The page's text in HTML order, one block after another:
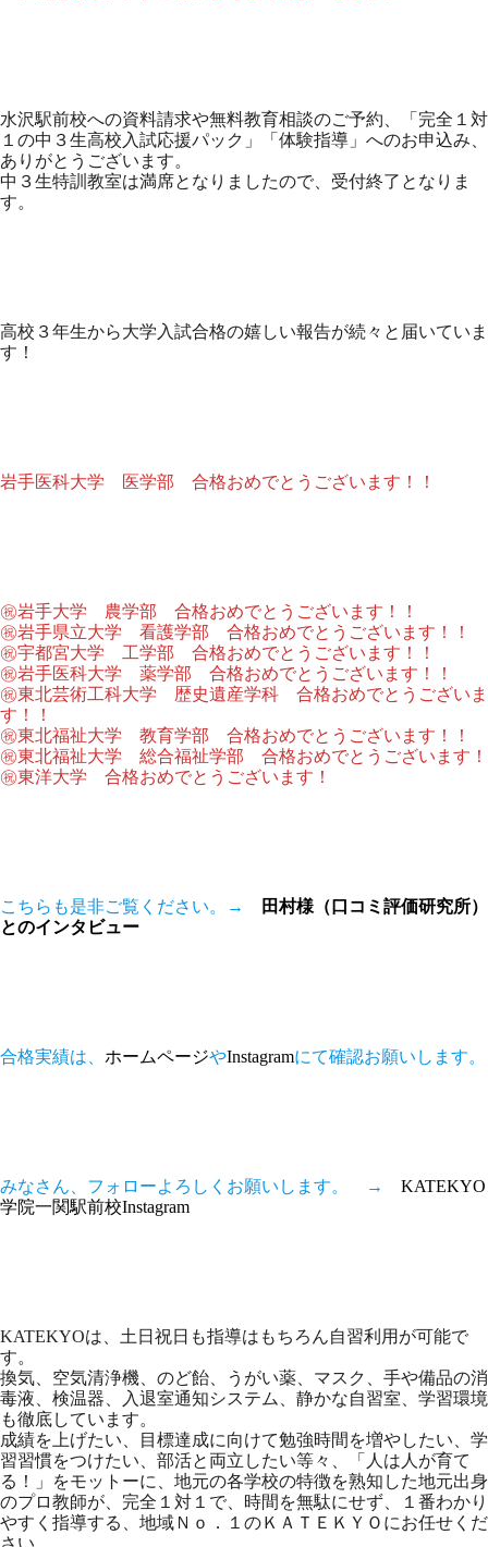
水沢駅前校への資料請求や無料教育相談のご予約、「完全１対
１の中３生高校入試応援パック」「体験指導」へのお申込み、
ありがとうございます。
中３生特訓教室は満席となりましたので、受付終了となりま
す。
高校３年生から大学入試合格の嬉しい報告が続々と届いていま
す！
岩手医科大学 医学部 合格おめでとうございます！！
㊗岩手大学 農学部 合格おめでとうございます！！
㊗岩手県立大学 看護学部 合格おめでとうございます！！
㊗宇都宮大学 工学部 合格おめでとうございます！！
㊗岩手医科大学 薬学部 合格おめでとうございます！！
㊗東北芸術工科大学 歴史遺産学科 合格おめでとうございま
す！！
㊗東北福祉大学 教育学部 合格おめでとうございます！！
㊗東北福祉大学 総合福祉学部 合格おめでとうございます！
㊗東洋大学 合格おめでとうございます！
こちらも是非ご覧ください。→
田村様（口コミ評価研究所）
とのインタビュー
合格実績は、 ホームページやInstagramにて確認お願いします。
みなさん、フォローよろしくお願いします。 → KATEKYO
学院一関駅前校Instagram
KATEKYOは、土日祝日も指導はもちろん自習利用が可能で
す。
換気、空気清浄機、のど飴、うがい薬、マスク、手や備品の消
毒液、検温器、入退室通知システム、静かな自習室、学習環境
も徹底しています。
成績を上げたい、目標達成に向けて勉強時間を増やしたい、学
習習慣をつけたい、部活と両立したい等々、「人は人が育て
る！」をモットーに、地元の各学校の特徴を熟知した地元出身
のプロ教師が、完全１対１で、時間を無駄にせず、１番わかり
やすく指導する、地域Ｎｏ．１のＫＡＴＥＫＹＯにお任せくだ
さい。